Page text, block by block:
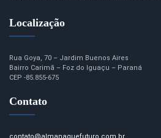
Localização
Rua Goya, 70 – Jardim Buenos Aires
Bairro Carimã – Foz do Iguaçu – Paraná
CEP -85.855-675
Contato
contato@almanaquefuturo.com.br